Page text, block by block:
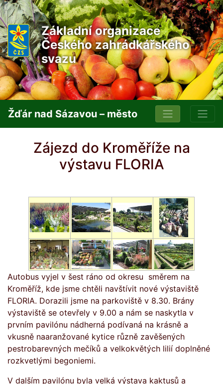
Základní organizace
Českého zahrádkářského
svazu
Žďár nad Sázavou – město
Zájezd do Kroměříže na
výstavu FLORIA
Autobus vyjel v šest ráno od okresu směrem na
Kroměříž, kde jsme chtěli navštívit nové výstaviště
FLORIA. Dorazili jsme na parkoviště v 8.30. Brány
výstaviště se otevřely v 9.00 a nám se naskytla v
prvním pavilónu nádherná podívaná na krásně a
vkusně naaranžované kytice různě zavěšených
pestrobarevných mečíků a velkokvětých lilií doplněné
rozkvetlými begoniemi.
V dalším pavilónu byla velká výstava kaktusů a